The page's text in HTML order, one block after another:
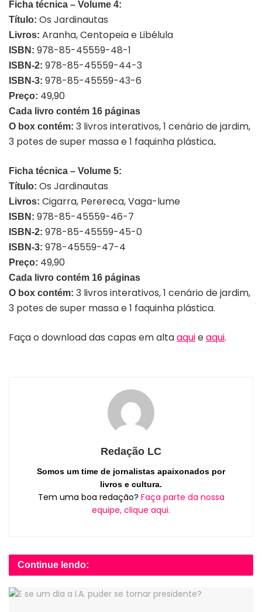
Ficha técnica – Volume 4:
Título: Os Jardinautas
Livros: Aranha, Centopeia e Libélula
ISBN: 978-85-45559-48-1
ISBN-2: 978-85-45559-44-3
ISBN-3: 978-85-45559-43-6
Preço: 49,90
Cada livro contém 16 páginas
O box contém: 3 livros interativos, 1 cenário de jardim,
3 potes de super massa e 1 faquinha plástica.
Ficha técnica – Volume 5:
Título: Os Jardinautas
Livros: Cigarra, Perereca, Vaga-lume
ISBN: 978-85-45559-46-7
ISBN-2: 978-85-45559-45-0
ISBN-3: 978-45559-47-4
Preço: 49,90
Cada livro contém 16 páginas
O box contém: 3 livros interativos, 1 cenário de jardim,
3 potes de super massa e 1 faquinha plástica.
Faça o download das capas em altaaquieaqui.
Redação LC
Somos um time de jornalistas apaixonados por
livros e cultura.
Tem uma boa redação? Faça parte da nossa
equipe, clique aqui.
Continue lendo: